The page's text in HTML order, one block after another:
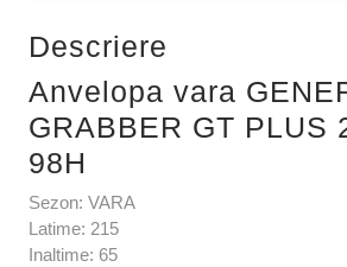
Descriere
Anvelopa vara
GRABBER GT PLUS
98H
Sezon: VARA
Latime: 215
Inaltime: 65